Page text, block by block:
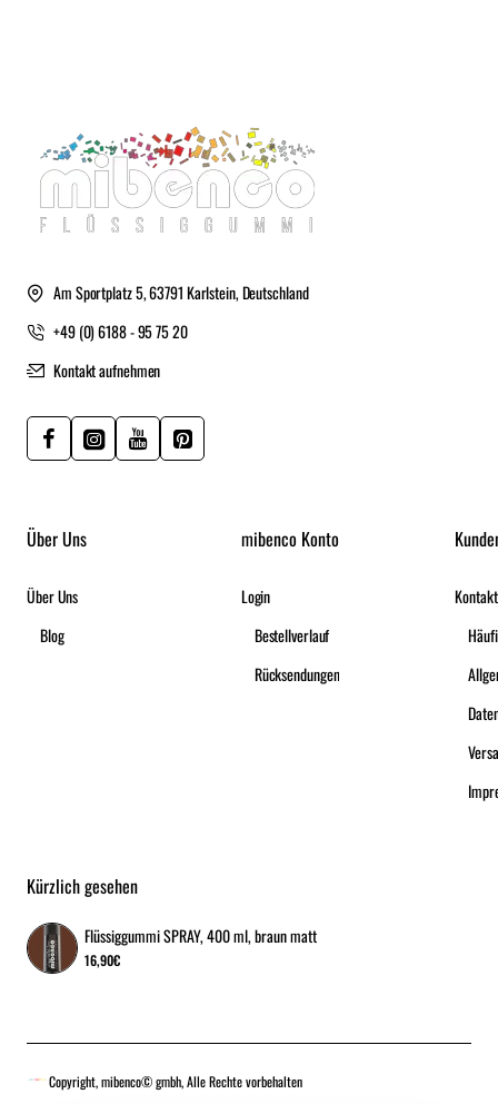
Am Sportplatz 5, 63791 Karlstein, Deutschland
+49 (0) 6188 - 95 75 20
Kontakt aufnehmen
Über Uns
Über Uns
Blog
mibenco Konto
Login
Bestellverlauf
Rücksendungen
Kontakt
Kürzlich gesehen
Flüssiggummi SPRAY, 400 ml, braun matt
16,90€
Copyright, mibenco© gmbh, Alle Rechte vorbehalten